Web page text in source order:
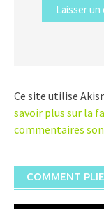
Ce site utilise
savoir plus sur la
commentaires
COMMENT